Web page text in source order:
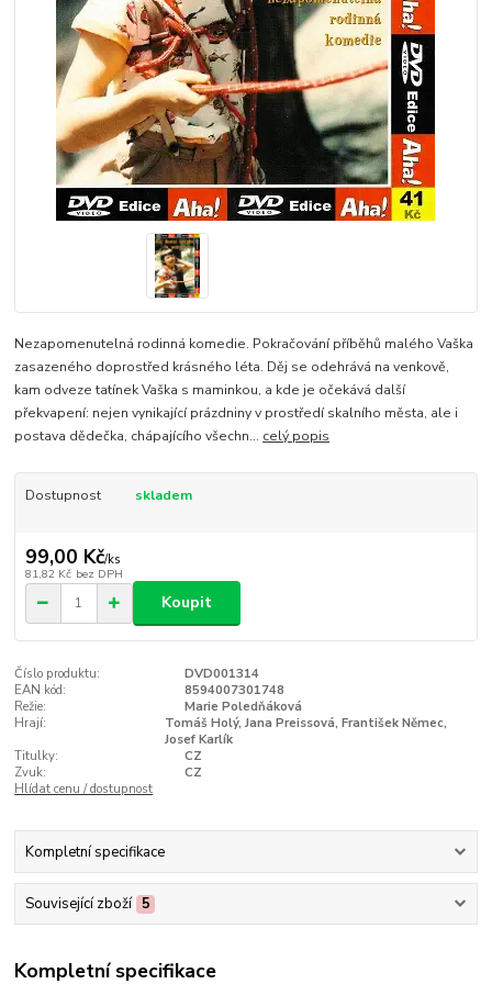
Nezapomenutelná rodinná komedie. Pokračování příběhů malého Vaška
zasazeného doprostřed krásného léta. Děj se odehrává na venkově,
kam odveze tatínek Vaška s maminkou, a kde je očekává další
překvapení: nejen vynikající prázdniny v prostředí skalního města, ale i
postava dědečka, chápajícího všechn... celý popis
Dostupnost skladem
99,00 Kč/ks
81,82 Kč bez DPH
Koupit
Číslo produktu:
DVD001314
EAN kód:
8594007301748
Režie:
Marie Poledňáková
Hrají:
Tomáš Holý, Jana Preissová, František Němec,
Josef Karlík
Titulky:
CZ
Zvuk:
CZ
Hlídat cenu / dostupnost
Kompletní specifikace
Související zboží 5
Kompletní specifikace